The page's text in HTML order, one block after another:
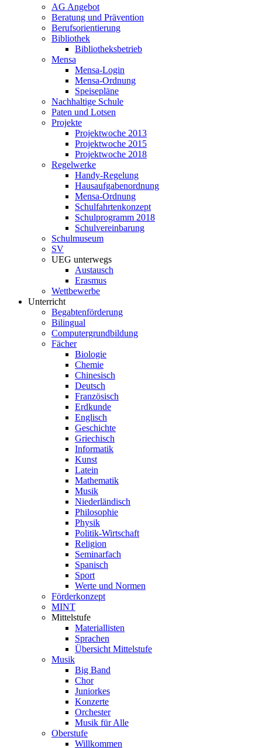
AG Angebot
Beratung und Prävention
Berufsorientierung
Bibliothek
Bibliotheksbetrieb
Mensa
Mensa-Login
Mensa-Ordnung
Speisepläne
Nachhaltige Schule
Paten und Lotsen
Projekte
Projektwoche 2013
Projektwoche 2015
Projektwoche 2018
Regelwerke
Handy-Regelung
Hausaufgabenordnung
Mensa-Ordnung
Schulfahrtenkonzept
Schulprogramm 2018
Schulvereinbarung
Schulmuseum
SV
UEG unterwegs
Austausch
Erasmus
Wettbewerbe
Unterricht
Begabtenförderung
Bilingual
Computergrundbildung
Fächer
Biologie
Chemie
Chinesisch
Deutsch
Französisch
Erdkunde
Englisch
Geschichte
Griechisch
Informatik
Kunst
Latein
Mathematik
Musik
Niederländisch
Philosophie
Physik
Politik-Wirtschaft
Religion
Seminarfach
Spanisch
Sport
Werte und Normen
Förderkonzept
MINT
Mittelstufe
Materiallisten
Sprachen
Übersicht Mittelstufe
Musik
Big Band
Chor
Juniorkes
Konzerte
Orchester
Musik für Alle
Oberstufe
Willkommen